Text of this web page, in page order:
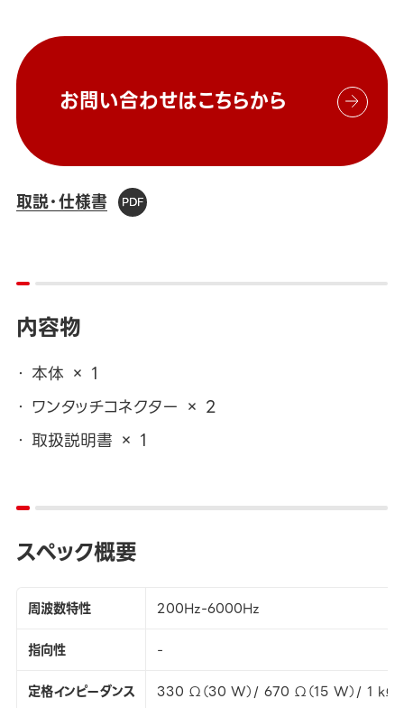
お問い合わせはこちらから
取説・仕様書
内容物
本体 × 1
ワンタッチコネクター × 2
取扱説明書 × 1
スペック概要
周波数特性
200Hz-6000Hz
指向性
-
定格インピーダンス
330 Ω（30 W）/ 670 Ω（15 W）/ 1 kΩ